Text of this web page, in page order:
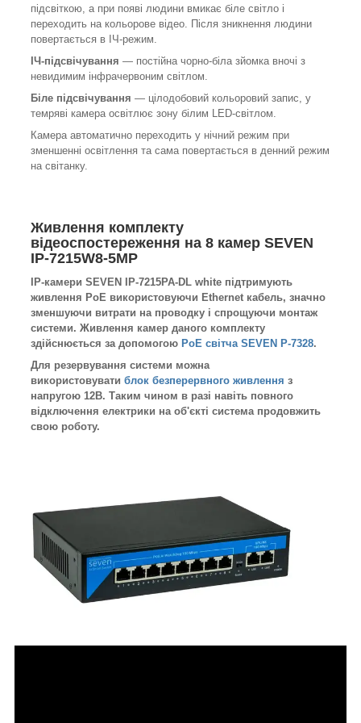
підсвіткою, а при появі людини вмикає біле світло і
переходить на кольорове відео. Після зникнення людини
повертається в ІЧ-режим.
ІЧ-підсвічування — постійна чорно-біла зйомка вночі з
невидимим інфрачервоним світлом.
Біле підсвічування — цілодобовий кольоровий запис, у
темряві камера освітлює зону білим LED-світлом.
Камера автоматично переходить у нічний режим при
зменшенні освітлення та сама повертається в денний режим
на світанку.
Живлення комплекту
відеоспостереження на 8 камер SEVEN
IP-7215W8-5MP
IP-камери SEVEN IP-7215PA-DL white підтримують
живлення PoE використовуючи Ethernet кабель, значно
зменшуючи витрати на проводку і спрощуючи монтаж
системи. Живлення камер даного комплекту
здійснюється за допомогою PoE світча SEVEN P-7328.
Для резервування системи можна
використовувати блок безперервного живлення з
напругою 12В. Таким чином в разі навіть повного
відключення електрики на об'єкті система продовжить
свою роботу.